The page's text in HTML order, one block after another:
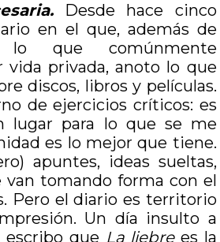
Desde hace cinco
en el que, además de
lo que comúnmente
vida privada, anoto lo que
discos, libros y películas.
de ejercicios críticos: es
lugar para lo que se me
es lo mejor que tiene.
apuntes, ideas sueltas,
tomando forma con el
Pero el diario es territorio
Un día insulto a
escribo que La liebrees la